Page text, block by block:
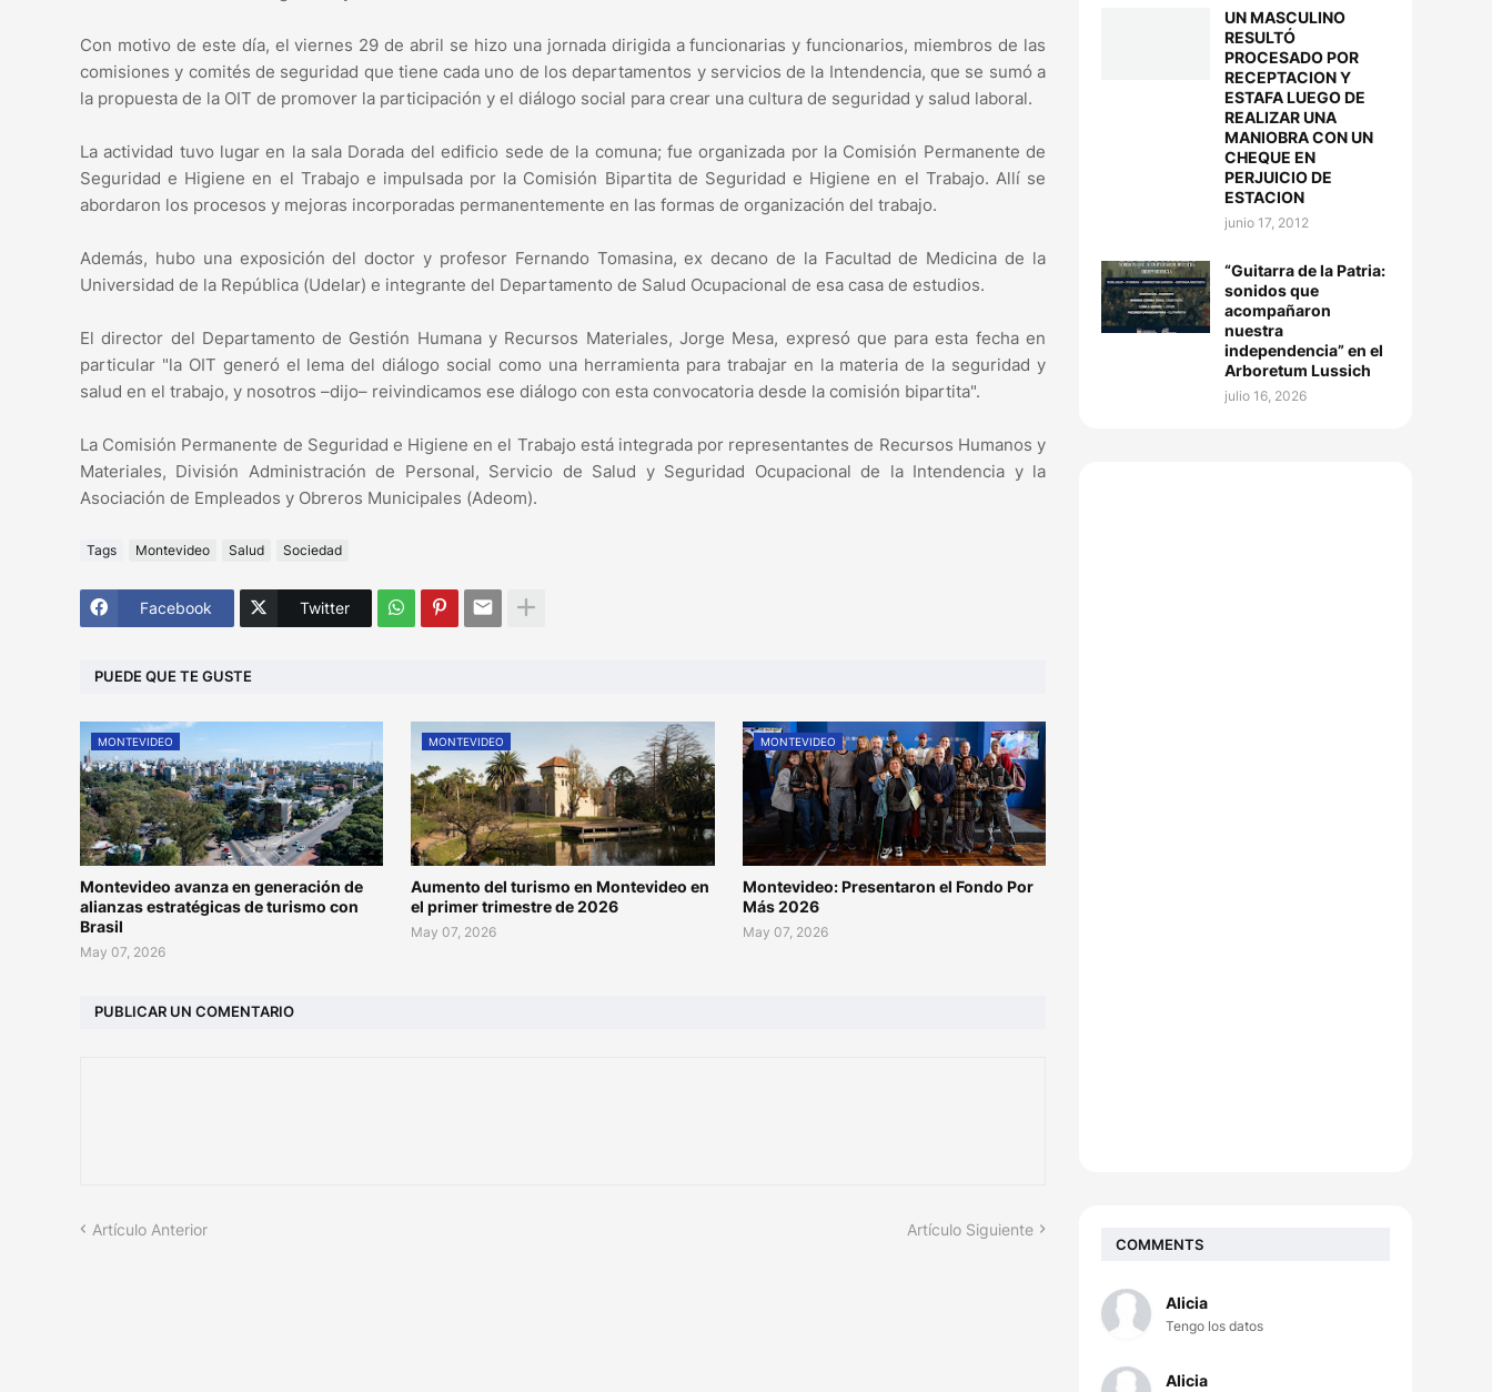
Con motivo de este día, el viernes 29 de abril se hizo una jornada dirigida a funcionarias y funcionarios, miembros de las
comisiones y comités de seguridad que tiene cada uno de los departamentos y servicios de la Intendencia, que se sumó a
la propuesta de la OIT de promover la participación y el diálogo social para crear una cultura de seguridad y salud laboral.
La actividad tuvo lugar en la sala Dorada del edificio sede de la comuna; fue organizada por la Comisión Permanente de
Seguridad e Higiene en el Trabajo e impulsada por la Comisión Bipartita de Seguridad e Higiene en el Trabajo. Allí se
abordaron los procesos y mejoras incorporadas permanentemente en las formas de organización del trabajo.
Además, hubo una exposición del doctor y profesor Fernando Tomasina, ex decano de la Facultad de Medicina de la
Universidad de la República (Udelar) e integrante del Departamento de Salud Ocupacional de esa casa de estudios.
El director del Departamento de Gestión Humana y Recursos Materiales, Jorge Mesa, expresó que para esta fecha en
particular "la OIT generó el lema del diálogo social como una herramienta para trabajar en la materia de la seguridad y
salud en el trabajo, y nosotros –dijo– reivindicamos ese diálogo con esta convocatoria desde la comisión bipartita".
La Comisión Permanente de Seguridad e Higiene en el Trabajo está integrada por representantes de Recursos Humanos y
Materiales, División Administración de Personal, Servicio de Salud y Seguridad Ocupacional de la Intendencia y la
Asociación de Empleados y Obreros Municipales (Adeom).
Tags Montevideo Salud Sociedad
Facebook Twitter
PUEDE QUE TE GUSTE
MONTEVIDEO
Montevideo avanza en generación de
alianzas estratégicas de turismo con
Brasil
May 07, 2026
MONTEVIDEO
Aumento del turismo en Montevideo en
el primer trimestre de 2026
May 07, 2026
MONTEVIDEO
Montevideo: Presentaron el Fondo Por
Más 2026
May 07, 2026
PUBLICAR UN COMENTARIO
Artículo Anterior Artículo Siguiente
UN MASCULINO
RESULTÓ
PROCESADO POR
RECEPTACION Y
ESTAFA LUEGO DE
REALIZAR UNA
MANIOBRA CON UN
CHEQUE EN
PERJUICIO DE
ESTACION
junio 17, 2012
“Guitarra de la Patria:
sonidos que
acompañaron
nuestra
independencia” en el
Arboretum Lussich
julio 16, 2026
COMMENTS
Alicia
Tengo los datos
Alicia